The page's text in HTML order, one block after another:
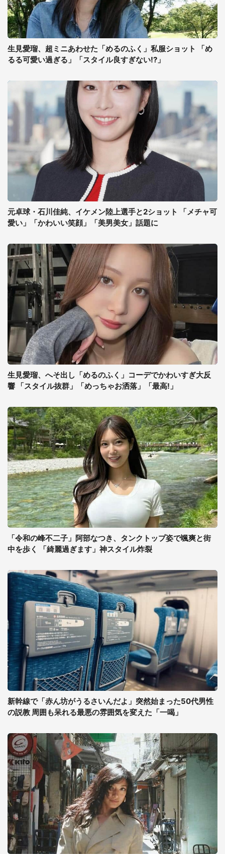
生見愛瑠、超ミニあわせた「めるのふく」私服ショット 「め
るる可愛い過ぎる」「スタイル良すぎない!?」
元卓球・石川佳純、イケメン陸上選手と2ショット 「メチャ可
愛い」「かわいい笑顔」「美男美女」話題に
生見愛瑠、へそ出し「めるのふく」コーデでかわいすぎ大反
響 「スタイル抜群」「めっちゃお洒落」「最高!」
「令和の峰不二子」阿部なつき、タンクトップ姿で颯爽と街
中を歩く 「綺麗過ぎます」神スタイル炸裂
新幹線で「赤ん坊がうるさいんだよ」突然始まった50代男性
の説教 周囲も呆れる最悪の雰囲気を変えた「一喝」